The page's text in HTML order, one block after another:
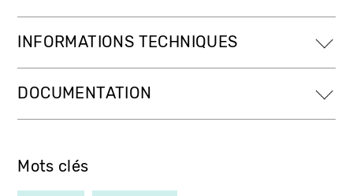
INFORMATIONS TECHNIQUES
DOCUMENTATION
Mots clés